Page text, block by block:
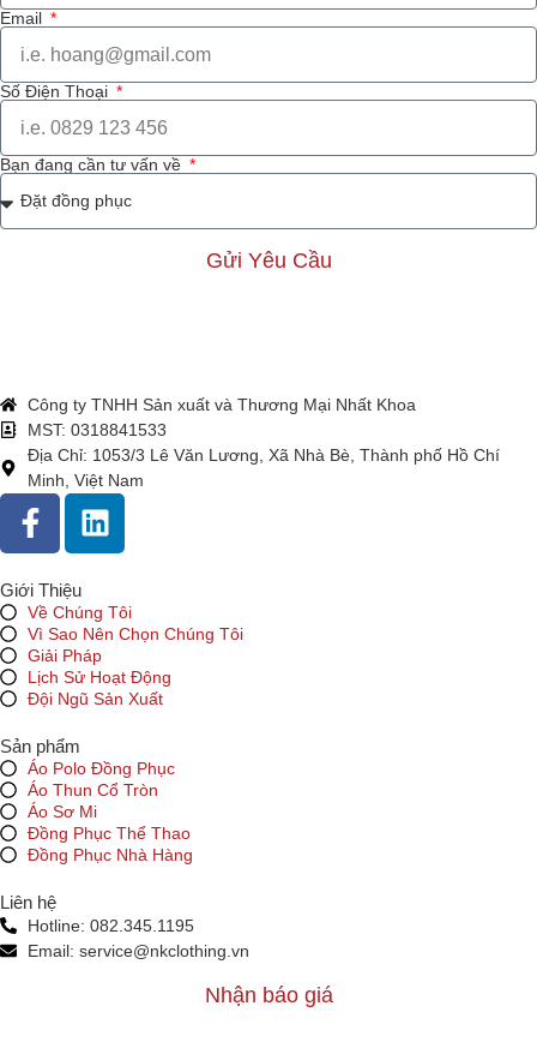
Email
Số Điện Thoại
Bạn đang cần tư vấn về
Gửi Yêu Cầu
Công ty TNHH Sản xuất và Thương Mại Nhất Khoa
MST: 0318841533
Địa Chỉ: 1053/3 Lê Văn Lương, Xã Nhà Bè, Thành phố Hồ Chí
Minh, Việt Nam
Giới Thiệu
Về Chúng Tôi
Vì Sao Nên Chọn Chúng Tôi
Giải Pháp
Lịch Sử Hoạt Động
Đội Ngũ Sản Xuất
Sản phẩm
Áo Polo Đồng Phục
Áo Thun Cổ Tròn
Áo Sơ Mi
Đồng Phục Thể Thao
Đồng Phục Nhà Hàng
Liên hệ
Hotline: 082.345.1195
Email: service@nkclothing.vn
Nhận báo giá